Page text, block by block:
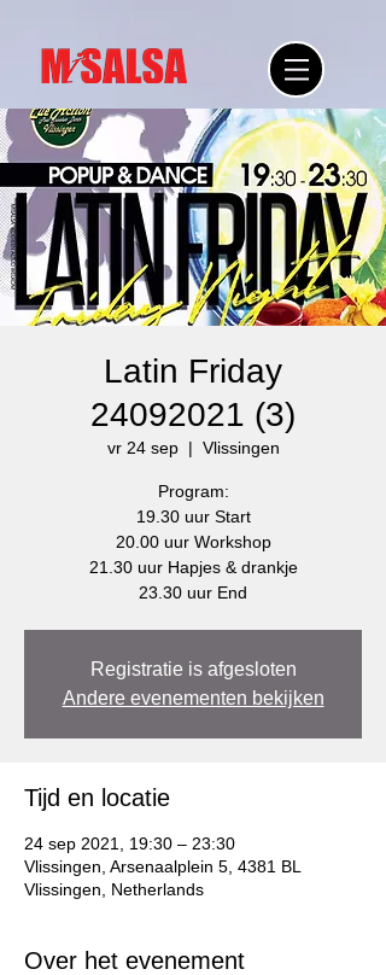
Latin Friday
24092021 (3)
vr 24 sep
  |
Vlissingen
Program:
19.30 uur Start
20.00 uur Workshop
21.30 uur Hapjes & drankje
23.30 uur End
Registratie is afgesloten
Andere evenementen bekijken
Tijd en locatie
24 sep 2021, 19:30 – 23:30
Vlissingen, Arsenaalplein 5, 4381 BL
Vlissingen, Netherlands
Over het evenement